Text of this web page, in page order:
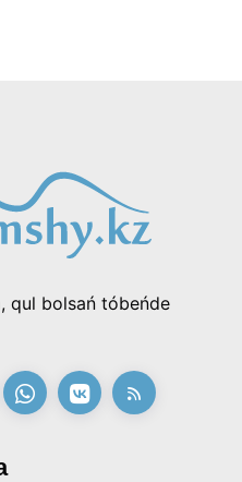
qul bolsań tóbeńde